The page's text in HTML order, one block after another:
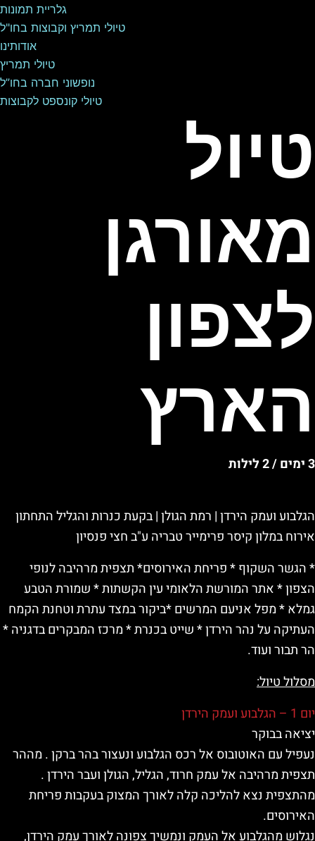
גלריית תמונות
טיולי תמריץ וקבוצות בחו"ל
אודותינו
טיולי תמריץ
נופשוני חברה בחו”ל
טיולי קונספט לקבוצות
טיול
מאורגן
לצפון
הארץ
3 ימים / 2 לילות
הגלבוע ועמק הירדן | רמת הגולן | בקעת כנרות והגליל התחתון
אירוח במלון קיסר פרימייר טבריה ע"ב חצי פנסיון
* הגשר השקוף * פריחת האירוסים* תצפית מרהיבה לנופי
הצפון * אתר המורשת הלאומי עין הקשתות * שמורת הטבע
גמלא * מפל אניעם המרשים *ביקור במצד עתרת וטחנת הקמח
העתיקה על נהר הירדן * שייט בכנרת * מרכז המבקרים בדגניה *
הר תבור ועוד.
מסלול טיול:
יום 1 – הגלבוע ועמק הירדן
יציאה בבוקר
נעפיל עם האוטובוס אל רכס הגלבוע ונעצור בהר ברקן . מההר
תצפית מרהיבה אל עמק חרוד, הגליל, הגולן ועבר הירדן .
מהתצפית נצא להליכה קלה לאורך המצוק בעקבות פריחת
האירוסים.
נגלוש מהגלבוע אל העמק ונמשיך צפונה לאורך עמק הירדן,